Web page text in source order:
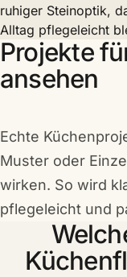
ruhiger Steinoptik,
Alltag pflegeleicht
Projekte
ansehen
Echte
Muster oder
wirken. So wird
pflegeleicht und